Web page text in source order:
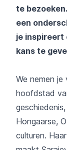
te
een
je inspireert
kans te
We nemen je
hoofdstad
Hongaarse,
culturen.